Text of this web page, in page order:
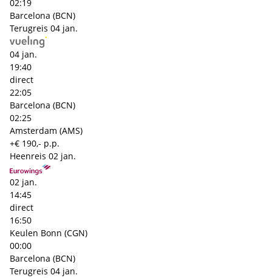
02:19
Barcelona (BCN)
Terugreis 04 jan.
04 jan.
19:40
direct
22:05
Barcelona (BCN)
02:25
Amsterdam (AMS)
+€ 190,- p.p.
Heenreis 02 jan.
02 jan.
14:45
direct
16:50
Keulen Bonn (CGN)
00:00
Barcelona (BCN)
Terugreis 04 jan.